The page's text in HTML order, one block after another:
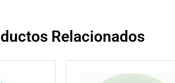
Relacionados